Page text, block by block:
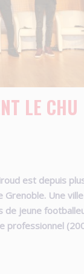
LE CHU
est depuis
Une ville
de jeune
professionnel